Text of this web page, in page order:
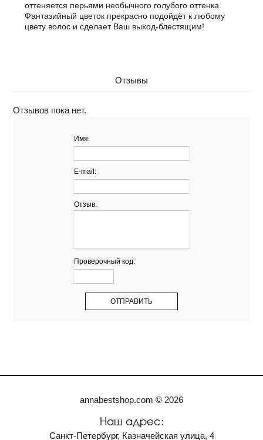
оттеняется перьями необычного голубого оттенка.
Фантазийный цветок прекрасно подойдёт к любому
цвету волос и сделает Ваш выход-блестящим!
Отзывы
Отзывов пока нет.
Имя:
E-mail:
Отзыв:
Проверочный код:
annabestshop.com © 2026
Наш адрес:
Санкт-Петербург, Казначейская улица, 4